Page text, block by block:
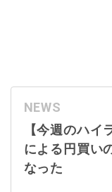
NEWS
【今週のハイ
による円買い
なった